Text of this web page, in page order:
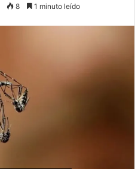
8 1 minuto leído